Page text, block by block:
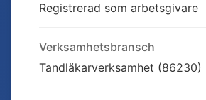
Registrerad som arbetsgivare
Verksamhetsbransch
Tandläkarverksamhet (86230)